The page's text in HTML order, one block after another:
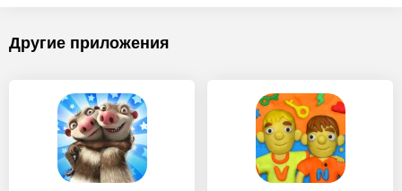
Другие приложения